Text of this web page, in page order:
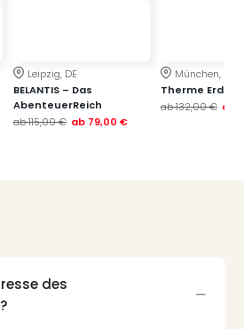
Leipzig, DE
BELANTIS – Das
AbenteuerReich
ab115,00 € ab 79,00 €
München, DE
Therme Erding
ab132,00 € ab
des